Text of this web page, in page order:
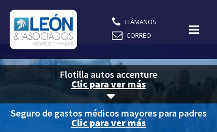
LLÁMANOS
CORREO
Flotilla autos accenture
Clic para ver más
Seguro de gastos médicos mayores para padres
Clic para ver más